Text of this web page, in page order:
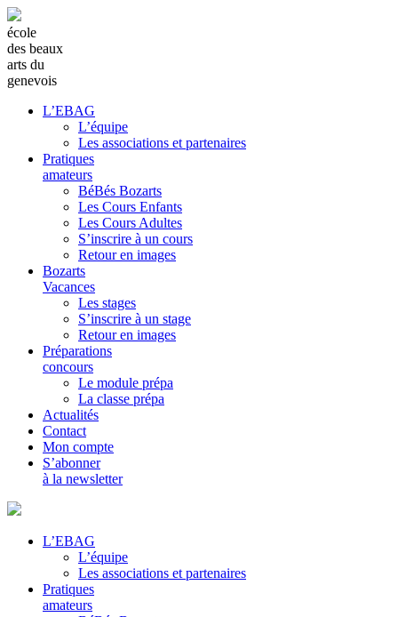
école
des beaux
arts du
genevois
L’EBAG
L’équipe
Les associations et partenaires
Pratiques
amateurs
BéBés Bozarts
Les Cours Enfants
Les Cours Adultes
S’inscrire à un cours
Retour en images
Bozarts
Vacances
Les stages
S’inscrire à un stage
Retour en images
Préparations
concours
Le module prépa
La classe prépa
Actualités
Contact
Mon compte
S’abonner
à la newsletter
L’EBAG
L’équipe
Les associations et partenaires
Pratiques
amateurs